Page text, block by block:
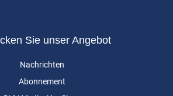
Sie unser Angebot
Nachrichten
Abonnement